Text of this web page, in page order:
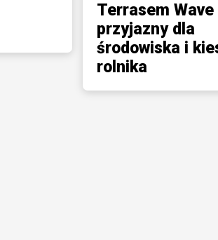
Terrasem
przyjazny dla
środowiska i
rolnika